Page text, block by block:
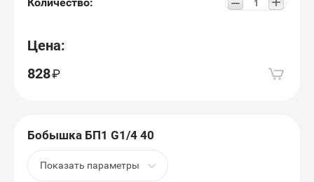
Цена:
828
Бобышка БП1 G1/4 40
Показать параметры